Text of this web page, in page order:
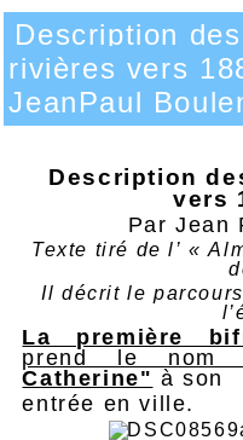
Description
rivières vers
JeanPaul
Description
vers
Par Jean
Texte tiré de l’ «
Il décrit le
La première
prend le nom
Catherine" à son
entrée en ville.